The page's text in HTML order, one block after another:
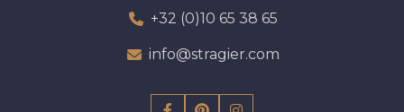
+32 (0)10 65 38 65
info@stragier.com